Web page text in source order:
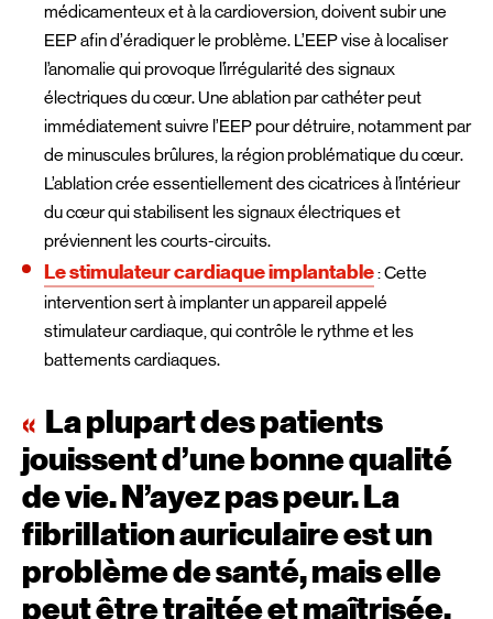
médicamenteux et à la cardioversion, doivent subir une
EEP afin d’éradiquer le problème. L’EEP vise à localiser
l’anomalie qui provoque l’irrégularité des signaux
électriques du cœur. Une ablation par cathéter peut
immédiatement suivre l’EEP pour détruire, notamment par
de minuscules brûlures, la région problématique du cœur.
L’ablation crée essentiellement des cicatrices à l’intérieur
du cœur qui stabilisent les signaux électriques et
préviennent les courts-circuits.
Le stimulateur cardiaque implantable: Cette
intervention sert à implanter un appareil appelé
stimulateur cardiaque, qui contrôle le rythme et les
battements cardiaques.
La plupart des patients
jouissent d’une bonne qualité
de vie. N’ayez pas peur. La
fibrillation auriculaire est un
problème de santé, mais elle
peut être traitée et maîtrisée.